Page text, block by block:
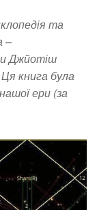
та
–
Джйотіш
книга була
ери (за